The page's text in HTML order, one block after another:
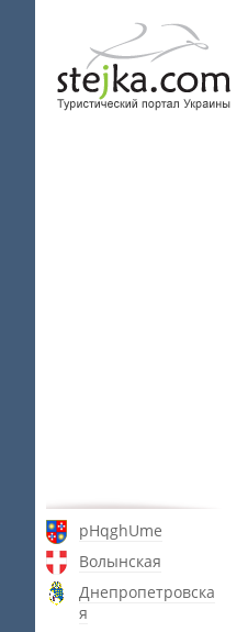
pHqghUme
Волынская
Днепропетровска
я